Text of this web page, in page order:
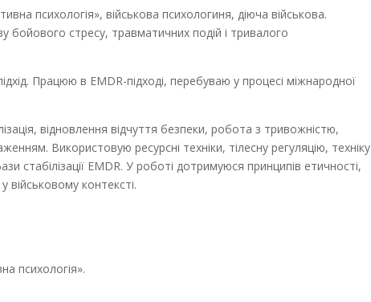
психологія», військова психологиня, діюча військова.
бойового стресу, травматичних подій і тривалого
Працюю в EMDR-підході, перебуваю у процесі міжнародної
відновлення відчуття безпеки, робота з тривожністю,
Використовую ресурсні техніки, тілесну регуляцію, техніку
стабілізації EMDR. У роботі дотримуюся принципів етичності,
контексті.
психологія».